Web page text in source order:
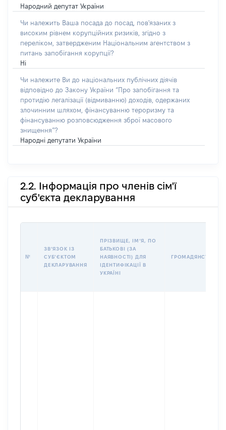
Народний депутат України
Чи належить Ваша посада до посад, пов'язаних з
високим рівнем корупційних ризиків, згідно з
переліком, затвердженим Національним агентством з
питань запобігання корупції?
Ні
Чи належите Ви до національних публічних діячів
відповідно до Закону України “Про запобігання та
протидію легалізації (відмиванню) доходів, одержаних
злочинним шляхом, фінансуванню тероризму та
фінансуванню розповсюдження зброї масового
знищення”?
Народні депутати України
2.2. Інформація про членів сім'ї
суб'єкта декларування
№
ЗВʼЯЗОК ІЗ
СУБʼЄКТОМ
ДЕКЛАРУВАННЯ
ПРІЗВИЩЕ, ІМʼЯ, ПО
БАТЬКОВІ (ЗА
НАЯВНОСТІ) ДЛЯ
ІДЕНТИФІКАЦІЇ В
УКРАЇНІ
ГРОМАДЯНСТВО